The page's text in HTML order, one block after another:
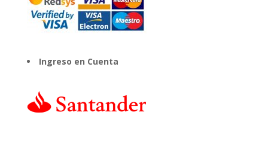
Ingreso en Cuenta